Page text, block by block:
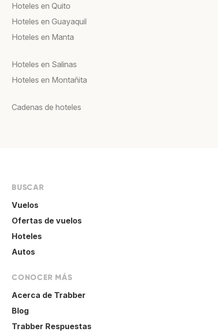
Hoteles en Quito
Hoteles en Guayaquil
Hoteles en Manta
Hoteles en Salinas
Hoteles en Montañita
Cadenas de hoteles
BUSCAR
Vuelos
Ofertas de vuelos
Hoteles
Autos
CONOCER MÁS
Acerca de Trabber
Blog
Trabber Respuestas